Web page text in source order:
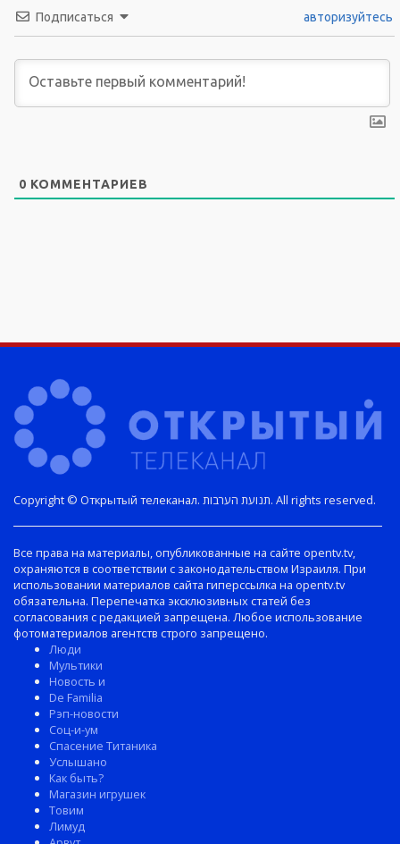
Подписаться авторизуйтесь
0 КОММЕНТАРИЕВ
Copyright © Открытый телеканал. תנועת הערבות. All rights reserved.
Все права на материалы, опубликованные на сайте opentv.tv,
охраняются в соответствии с законодательством Израиля. При
использовании материалов сайта гиперссылка на opentv.tv
обязательна. Перепечатка эксклюзивных статей без
согласования с редакцией запрещена. Любое использование
фотоматериалов агентств строго запрещено.
Люди
Мультики
Новость и
De Familia
Рэп-новости
Соц-и-ум
Спасение Титаника
Услышано
Как быть?
Магазин игрушек
Товим
Лимуд